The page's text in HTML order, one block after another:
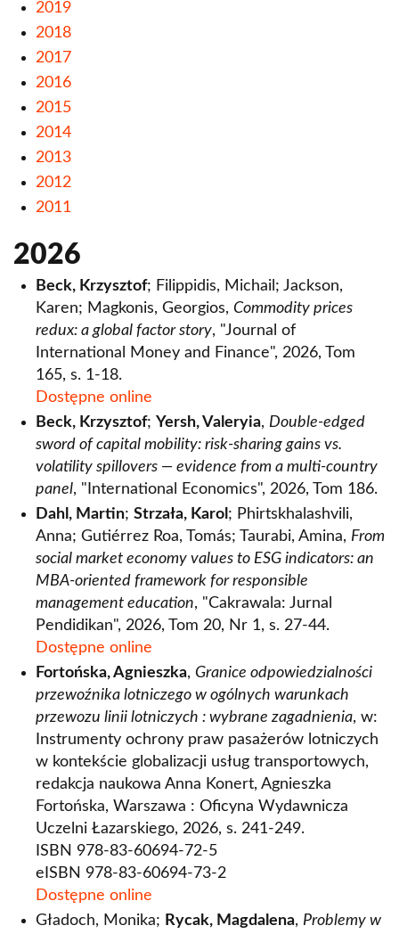
2019
2018
2017
2016
2015
2014
2013
2012
2011
2026
Beck, Krzysztof; Filippidis, Michail; Jackson,
Karen; Magkonis, Georgios, Commodity prices
redux: a global factor story, "Journal of
International Money and Finance", 2026, Tom
165, s. 1-18.
Dostępne online
Beck, Krzysztof; Yersh, Valeryia, Double-edged
sword of capital mobility: risk-sharing gains vs.
volatility spillovers — evidence from a multi-country
panel, "International Economics", 2026, Tom 186.
Dahl, Martin; Strzała, Karol ; Phirtskhalashvili,
Anna; Gutiérrez Roa, Tomás; Taurabi, Amina, From
social market economy values to ESG indicators: an
MBA-oriented framework for responsible
management education, "Cakrawala: Jurnal
Pendidikan", 2026, Tom 20, Nr 1, s. 27-44.
Dostępne online
Fortońska, Agnieszka, Granice odpowiedzialności
przewoźnika lotniczego w ogólnych warunkach
przewozu linii lotniczych : wybrane zagadnienia, w:
Instrumenty ochrony praw pasażerów lotniczych
w kontekście globalizacji usług transportowych,
redakcja naukowa Anna Konert, Agnieszka
Fortońska, Warszawa : Oficyna Wydawnicza
Uczelni Łazarskiego, 2026, s. 241-249.
ISBN 978-83-60694-72-5
eISBN 978-83-60694-73-2
Dostępne online
Gładoch, Monika; Rycak, Magdalena, Problemy w
Lista publikacji
Zasady dokumentacji dorobku naukowego
Uczelni Łazarskiego
Program publikowania otwartego – Elsevier,
Springer